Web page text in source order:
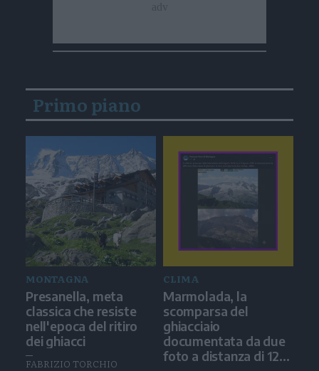
Primo piano
MONTAGNA
Presanella, meta
classica che resiste
nell'epoca del ritiro
dei ghiacci
FABRIZIO TORCHIO
CLIMA
Marmolada, la
scomparsa del
ghiacciaio
documentata da due
foto a distanza di 12